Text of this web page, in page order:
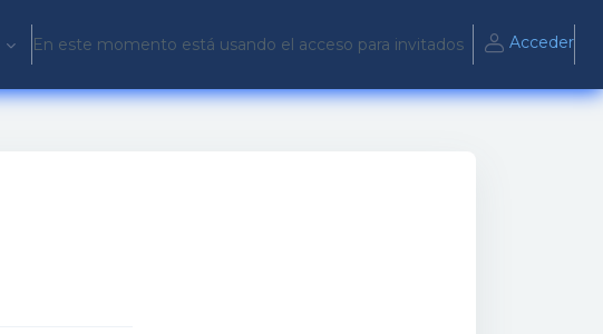
En este momento está usando el acceso para invitados Acceder